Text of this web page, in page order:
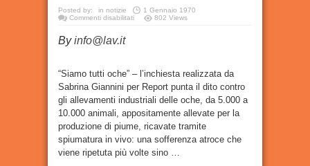
Posted by: in notizie
1 Gennaio 1970
Commenti disabilitatisu
vive.
Vera
Piuma
uguale
Vera
Crudeltà
802 Views
Byinfo@lav.it
“Siamo tutti oche” – l’inchiesta realizzata da
Sabrina Giannini per Report punta il dito contro
gli allevamenti industriali delle oche, da 5.000 a
10.000 animali, appositamente allevate per la
produzione di piume, ricavate tramite
spiumatura in vivo: una sofferenza atroce che
viene ripetuta più volte sino …